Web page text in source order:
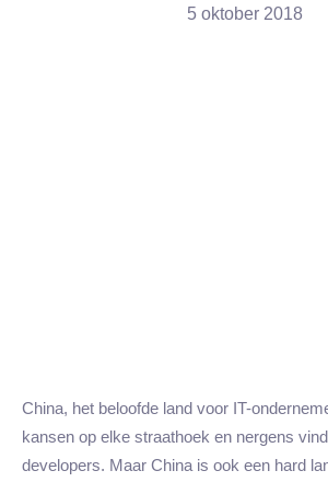
5 oktober 2018
China, het beloofde land voor IT-
kansen op elke straathoek en nergens
developers. Maar China is ook een hard